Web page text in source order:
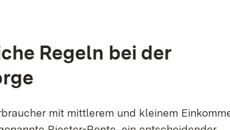
Regeln bei der
mit mittlerem und kleinem